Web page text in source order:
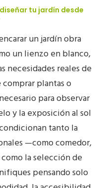
tu jardín desde
unjardín obra
un lienzo en blanco,
necesidades realesde
plantas o
para observar
y la exposición al sol
tanto la
—como comedor,
la selección de
pensando solo